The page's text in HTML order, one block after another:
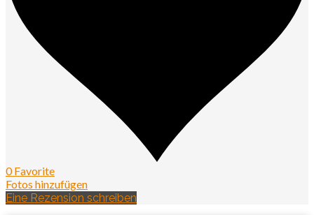
0 Favorite
Fotos hinzufügen
Eine Rezension schreiben